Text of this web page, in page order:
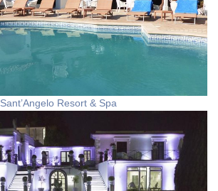
Sant’Angelo Resort & Spa